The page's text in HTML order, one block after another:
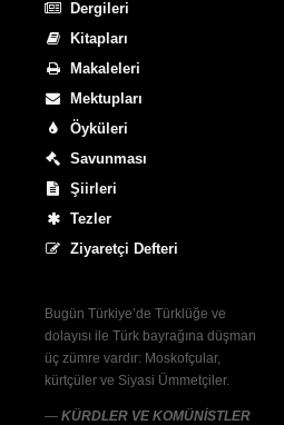
Dergileri
Kitapları
Makaleleri
Mektupları
Öyküleri
Savunması
Şiirleri
Tezler
Ziyaretçi Defteri
Bugün Türkiye’de Türklüğe ve
dolayısı ile Türk bayrağına düşman
üç zümre vardır: Moskofçular,
kürtçüler ve Siyasi Ümmetçiler.
— KÜRDLER VE KOMÜNİSTLER